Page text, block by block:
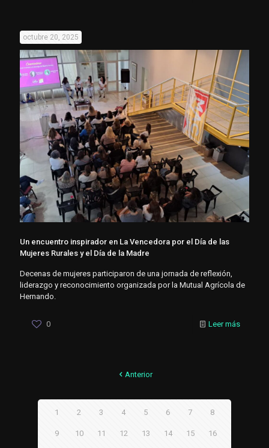
octubre 20, 2025
Un encuentro inspirador en La Vencedora por el Día de las
Mujeres Rurales y el Día de la Madre
Decenas de mujeres participaron de una jornada de reflexión,
liderazgo y reconocimiento organizada por la Mutual Agrícola de
Hernando.
0 Leer más
Anterior
1 2 3 4 5 6 7 8
9 10 11 12 13 14 15 16